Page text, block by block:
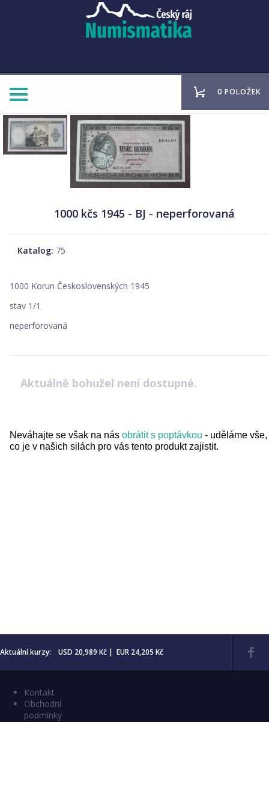
0 POLOŽEK
1000 kčs 1945 - BJ - neperforovaná
Katalog: 75
1000 Korun Československých 1945
stav 1/1
neperforovaná
Aktuálně bohužel není dostupné.
Neváhajte se však na nás obrátit s poptávkou - uděláme vše,
co je v našich silách pro vás tento produkt zajistit.
Aktuální kurzy: USD 20,989 Kč | EUR 24,205 Kč
Kontakt
Obchodní
podmínky